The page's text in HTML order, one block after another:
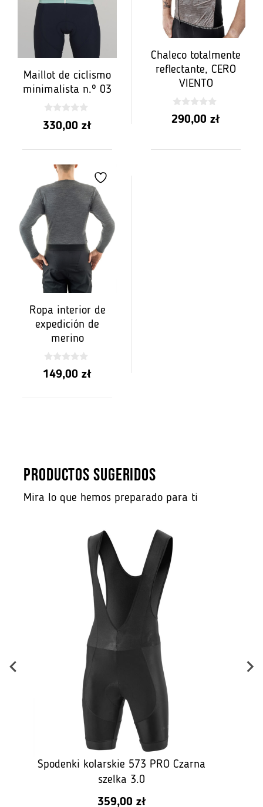
Maillot de ciclismo
minimalista n.º 03
0
z
330,00 zł
Chaleco totalmente
reflectante, CERO
VIENTO
0
z
290,00 zł
Ropa interior de
expedición de
merino
0
z
149,00 zł
PRODUCTOS SUGERIDOS
Mira lo que hemos preparado para ti
Spodenki kolarskie 573 PRO Czarna
szelka 3.0
359,00 zł